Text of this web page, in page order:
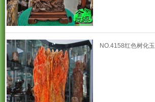
NO.4158红色树化玉